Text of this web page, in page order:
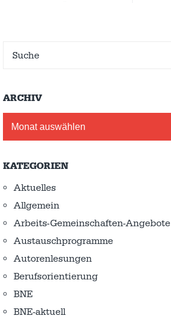
ARCHIV
KATEGORIEN
Aktuelles
Allgemein
Arbeits-Gemeinschaften-Angebote
Austausch­programme
Autorenlesungen
Berufsorientierung
BNE
BNE-aktuell